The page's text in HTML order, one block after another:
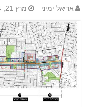
אריאל ימיני מרץ 21, 2024